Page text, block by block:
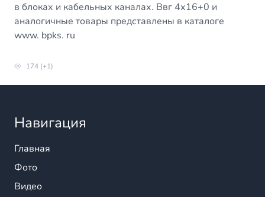
в блоках и кабельных каналах. Ввг 4х16+0 и
аналогичные товары представлены в каталоге
www. bpks. ru
174 (+1)
Навигация
Главная
Фото
Видео